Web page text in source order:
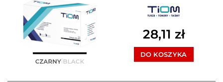
28,11 zł
DO KOSZYKA